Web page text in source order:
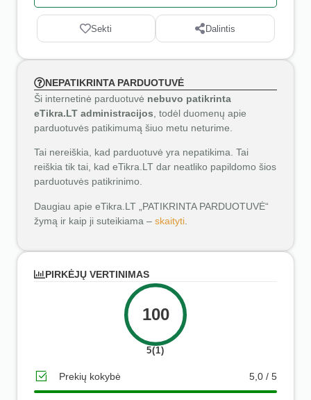
Sekti Dalintis
NEPATIKRINTA PARDUOTUVĖ
Ši internetinė parduotuvė nebuvo patikrinta
eTikra.LT administracijos , todėl duomenų apie
parduotuvės patikimumą šiuo metu neturime.
Tai nereiškia, kad parduotuvė yra nepatikima. Tai
reiškia tik tai, kad eTikra.LT dar neatliko papildomo šios
parduotuvės patikrinimo.
Daugiau apie eTikra.LT „PATIKRINTA PARDUOTUVĖ“
žymą ir kaip ji suteikiama – skaityti
PIRKĖJŲ VERTINIMAS
100
5(1)
Prekių kokybė 5,0 / 5